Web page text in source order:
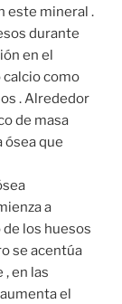
este mineral .
durante
en el
calcio como
. Alrededor
de masa
ósea que
a
los huesos
se acentúa
, en las
el